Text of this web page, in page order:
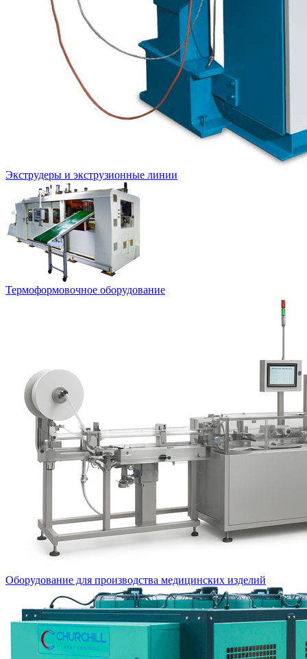
Экструдеры и экструзионные линии
Термоформовочное оборудование
Оборудование для производства медицинских изделий